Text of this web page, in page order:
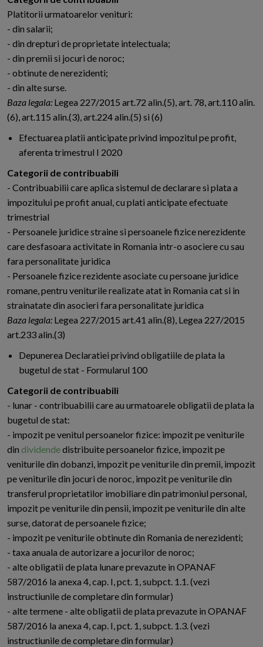
Platitorii urmatoarelor venituri:
- din salarii;
- din drepturi de proprietate intelectuala;
- din premii si jocuri de noroc;
- obtinute de nerezidenti;
- din alte surse.
Baza legala: Legea 227/2015 art.72 alin.(5), art. 78, art.110 alin.
(6), art.115 alin.(3), art.224 alin.(5) si (6)
Efectuarea platii anticipate privind impozitul pe profit,
aferenta trimestrul I 2020
Categorii de contribuabili
- Contribuabilii care aplica sistemul de declarare si plata a
impozitului pe profit anual, cu plati anticipate efectuate
trimestrial
- Persoanele juridice straine si persoanele fizice nerezidente
care desfasoara activitate in Romania intr-o asociere cu sau
fara personalitate juridica
- Persoanele fizice rezidente asociate cu persoane juridice
romane, pentru veniturile realizate atat in Romania cat si in
strainatate din asocieri fara personalitate juridica
Baza legala: Legea 227/2015 art.41 alin.(8), Legea 227/2015
art.233 alin.(3)
Depunerea Declaratiei privind obligatiile de plata la
bugetul de stat - Formularul 100
Categorii de contribuabili
- lunar - contribuabilii care au urmatoarele obligatii de plata la
bugetul de stat:
- impozit pe venitul persoanelor fizice: impozit pe veniturile
din dividendedistribuite persoanelor fizice, impozit pe
veniturile din dobanzi, impozit pe veniturile din premii, impozit
pe veniturile din jocuri de noroc, impozit pe veniturile din
transferul proprietatilor imobiliare din patrimoniul personal,
impozit pe veniturile din pensii, impozit pe veniturile din alte
surse, datorat de persoanele fizice;
- impozit pe veniturile obtinute din Romania de nerezidenti;
- taxa anuala de autorizare a jocurilor de noroc;
- alte obligatii de plata lunare prevazute in OPANAF
587/2016 la anexa 4, cap. I, pct. 1, subpct. 1.1. (vezi
instructiunile de completare din formular)
- alte termene - alte obligatii de plata prevazute in OPANAF
587/2016 la anexa 4, cap. I, pct. 1, subpct. 1.3. (vezi
instructiunile de completare din formular)